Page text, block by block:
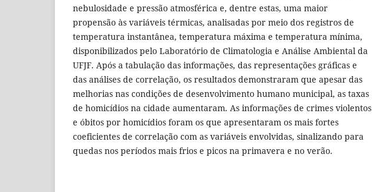
nebulosidade e pressão atmosférica e, dentre estas, uma maior
propensão às variáveis térmicas, analisadas por meio dos registros de
temperatura instantânea, temperatura máxima e temperatura mínima,
disponibilizados pelo Laboratório de Climatologia e Análise Ambiental da
UFJF. Após a tabulação das informações, das representações gráficas e
das análises de correlação, os resultados demonstraram que apesar das
melhorias nas condições de desenvolvimento humano municipal, as taxas
de homicídios na cidade aumentaram. As informações de crimes violentos
e óbitos por homicídios foram os que apresentaram os mais fortes
coeficientes de correlação com as variáveis envolvidas, sinalizando para
quedas nos períodos mais frios e picos na primavera e no verão.